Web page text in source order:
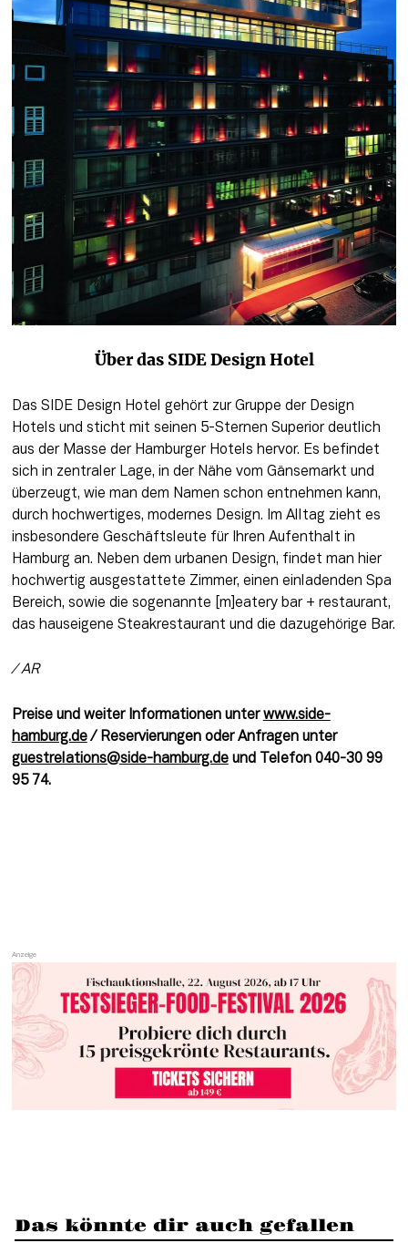
Über das SIDE Design Hotel
Das SIDE Design Hotel gehört zur Gruppe der Design
Hotels und sticht mit seinen 5-Sternen Superior deutlich
aus der Masse der Hamburger Hotels hervor. Es befindet
sich in zentraler Lage, in der Nähe vom Gänsemarkt und
überzeugt, wie man dem Namen schon entnehmen kann,
durch hochwertiges, modernes Design. Im Alltag zieht es
insbesondere Geschäftsleute für Ihren Aufenthalt in
Hamburg an. Neben dem urbanen Design, findet man hier
hochwertig ausgestattete Zimmer, einen einladenden Spa
Bereich, sowie die sogenannte [m]eatery bar + restaurant,
das hauseigene Steakrestaurant und die dazugehörige Bar.
/ AR
Preise und weiter Informationen unter www.side-
hamburg.de
/ Reservierungen oder Anfragen unter
guestrelations@side-hamburg.de und Telefon 040-30 99
95 74.
Das könnte dir auch gefallen